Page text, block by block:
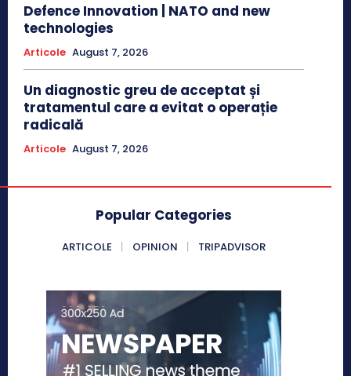
Defence Innovation | NATO and new
technologies
Articole August 7, 2026
Un diagnostic greu de acceptat și
tratamentul care a evitat o operație
radicală
Articole August 7, 2026
Popular Categories
ARTICOLE OPINION TRIPADVISOR